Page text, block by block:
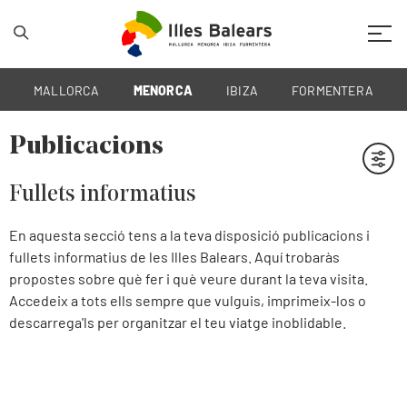
MALLORCA MENORCA IBIZA FORMENTERA
Filtre
Publicacions
Fullets informatius
En aquesta secció tens a la teva disposició publicacions i
fullets informatius de les Illes Balears. Aquí trobaràs
propostes sobre què fer i què veure durant la teva visita.
Accedeix a tots ells sempre que vulguis, imprimeix-los o
descarrega'ls per organitzar el teu viatge inoblidable.